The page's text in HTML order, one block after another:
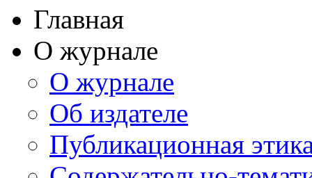
Главная
О журнале
О журнале
Об издателе
Публикационная